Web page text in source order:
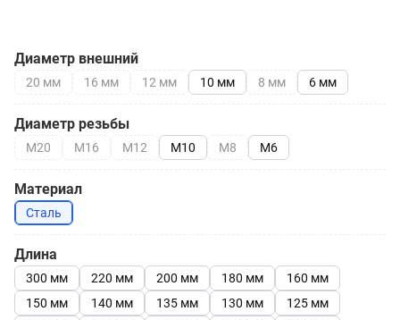
Диаметр внешний
20 мм 16 мм 12 мм 10 мм 8 мм 6 мм
Диаметр резьбы
М20 М16 М12 М10 М8 М6
Материал
Сталь
Длина
300 мм 220 мм 200 мм 180 мм
160 мм
150 мм
140 мм 135 мм 130 мм
125 мм